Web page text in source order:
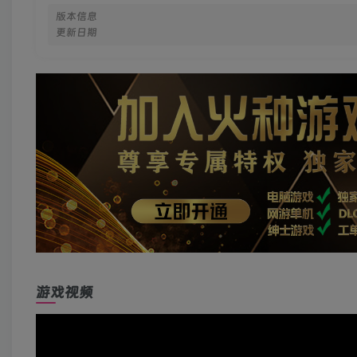
版本信息
更新日期
游戏视频